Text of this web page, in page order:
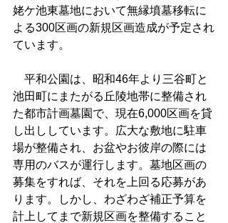
姥ケ池東墓地において無縁墳墓移転に
よる300区画の新規区画造成が予定され
ています。
平和公園は、昭和46年より三谷町と
池田町にまたがる丘陵地帯に整備され
た都市計画墓園で、現在6,000区画を貸
し出ししています。広大な敷地に駐車
場が整備され、お盆やお彼岸の際には
専用のバスが運行します。墓地区画の
募集をすれば、それを上回る応募があ
ります。しかし、わざわざ補正予算を
計上してまで新規区画を整備すること